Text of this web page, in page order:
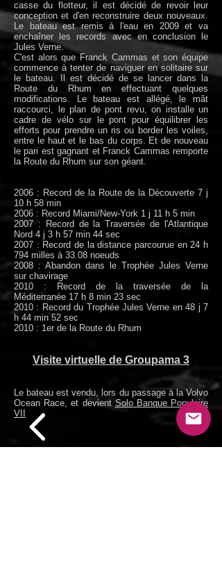
casse du flotteur, il est décidé de revoir leur
conception et d'en reconstruire deux nouveaux.
Le bateau est remis à l'eau en 2009 et va
enchaîner les records avec en conclusion le
Jules Verne.
C'est alors que Franck Cammas et son équipe
commence à tenter de naviguer en solitaire sur
le bateau. Il est décidé de se lancer dans la
Route du Rhum en effectuant quelques
modifications. Le bateau est allégé, le mât
raccourci, le plan de pont revu, on installe un
cadre de vélo sur le pont pour équilibrer les
efforts pour prendre un ris ou border les voiles,
entre le haut et le bas du corps. Et de nouveau
le pari est gagnant et Franck Cammas remporte
la Route du Rhum sur son géant.
2006 : Record de la Route de la Découverte 7 j
10 h 58 min
2006 : Record Miami/New-York 1 j 11 h 5 min
2007 : Record de la Traversée de l'Atlantique
Nord 4 j 3 h 57 min 44 sec
2007 : Record de la distance parcourue en 24 h
794 milles à 33.08 noeuds
2008 : Abandon dans le Trophée Jules Verne
sur chavirage
2010 : Record de la traversée de la
Méditerranée 17 h 8 min 23 sec
2010 : Record du Trophée Jules Verne en 48 j 7
h 44 min 52 sec
2010 : 1er de la Route du Rhum
Visite virtuelle de Groupama 3
Le bateau est vendu, lors du passage à la Volvo
Ocean Race, et devient Solo Banque Populaire
VII